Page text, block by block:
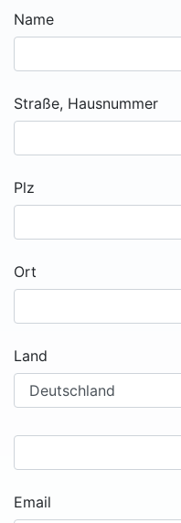
Name
Straße, Hausnummer
Plz
Ort
Land
Email